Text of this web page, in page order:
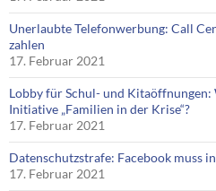
Unerlaubte Telefonwerbung: Call
zahlen
17. Februar 2021
Lobby für Schul- und
Initiative „Familien in der Krise“?
17. Februar 2021
Datenschutzstrafe: Facebook muss
17. Februar 2021